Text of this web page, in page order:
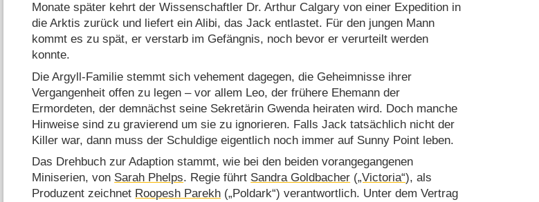
Monate später kehrt der Wissenschaftler Dr. Arthur Calgary von einer Expedition in
die Arktis zurück und liefert ein Alibi, das Jack entlastet. Für den jungen Mann
kommt es zu spät, er verstarb im Gefängnis, noch bevor er verurteilt werden
konnte.
Die Argyll-Familie stemmt sich vehement dagegen, die Geheimnisse ihrer
Vergangenheit offen zu legen – vor allem Leo, der frühere Ehemann der
Ermordeten, der demnächst seine Sekretärin Gwenda heiraten wird. Doch manche
Hinweise sind zu gravierend um sie zu ignorieren. Falls Jack tatsächlich nicht der
Killer war, dann muss der Schuldige eigentlich noch immer auf Sunny Point leben.
Das Drehbuch zur Adaption stammt, wie bei den beiden vorangegangenen
Miniserien, von Sarah Phelps. Regie führt Sandra Goldbacher („Victoria“), als
Produzent zeichnet Roopesh Parekh („Poldark“) verantwortlich. Unter dem Vertrag